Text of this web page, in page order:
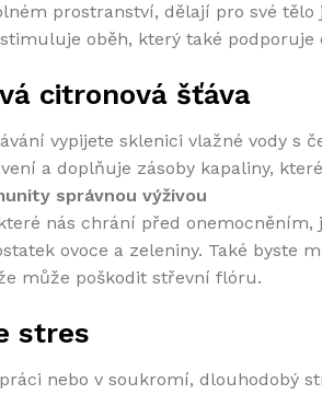
prostranství, dělají pro své
oběh, který také podporuje
citronová šťáva
vypijete sklenici vlažné vody s
a doplňuje zásoby kapaliny,
správnou výživou
nás chrání před onemocněním,
ovoce a zeleniny. Také byste
může poškodit střevní flóru.
stres
nebo v soukromí, dlouhodobý